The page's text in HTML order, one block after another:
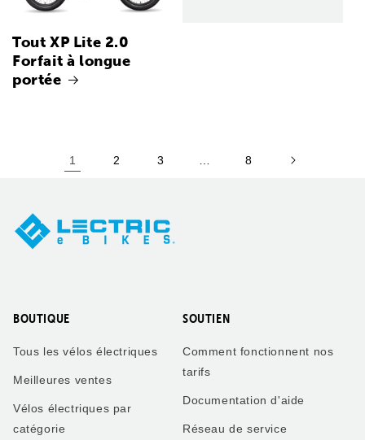
Tout XP Lite 2.0
Forfait à longue
portée
1 2 3 8
BOUTIQUE
Tous les vélos électriques
Meilleures ventes
Vélos électriques par
catégorie
SOUTIEN
Comment fonctionnent nos
tarifs
Documentation d'aide
Réseau de service